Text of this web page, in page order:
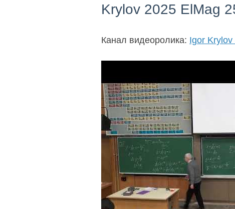
Krylov 2025 ElMag
Канал видеоролика: Igor